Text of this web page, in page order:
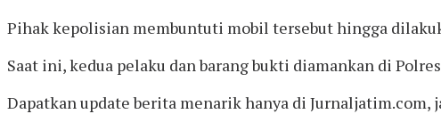
Pihak kepolisian membuntuti mobil tersebuthingga
Saat ini, kedua pelaku dan barang bukti diamankan di
Dapatkan update berita menarik hanya di Jurnaljatim.com,